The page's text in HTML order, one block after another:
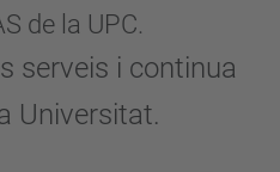
de la UPC.
serveis i continua
Universitat.